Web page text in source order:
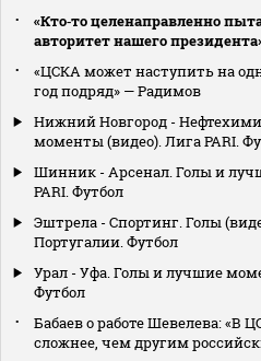
«Кто‑то целенаправленно
авторитет нашего
«ЦСКА может наступить на
год подряд» — Радимов
Нижний Новгород -
моменты (видео). Лига PARI.
Шинник - Арсенал. Голы и
PARI. Футбол
Эштрела - Спортинг. Голы
Португалии. Футбол
Урал - Уфа. Голы и лучшие
Футбол
Бабаев о работе Шевелева: «В
сложнее, чем другим